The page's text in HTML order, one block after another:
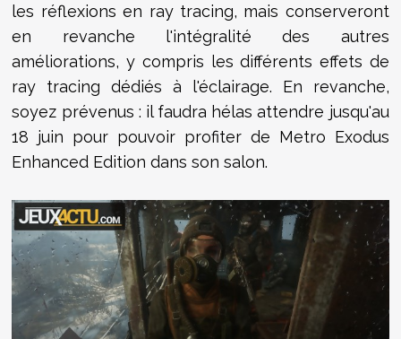
les réflexions en ray tracing, mais conserveront
en revanche l'intégralité des autres
améliorations, y compris les différents effets de
ray tracing dédiés à l'éclairage. En revanche,
soyez prévenus : il faudra hélas attendre jusqu'au
18 juin pour pouvoir profiter de Metro Exodus
Enhanced Edition dans son salon.